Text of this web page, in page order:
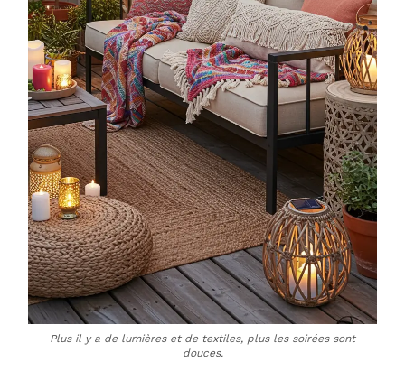
Plus il y a de lumières et de textiles, plus les soirées sont
douces.